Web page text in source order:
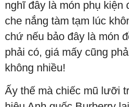
nghĩ đây là món phụ kiện
che nắng tàm tạm lúc
chứ nếu bảo đây là món
phải có, giá mấy cũng
không nhiều!
Ấy thế mà chiếc mũ lưỡi